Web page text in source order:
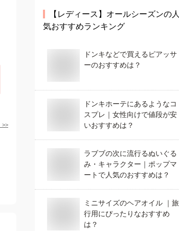
>>
【レディース】 オールシーズンの人
気おすすめランキング
ドンキなどで買えるピアッサ
ーのおすすめは？
ドンキホーテにあるようなコ
スプレ｜女性向けで値段が安
いおすすめは？
ラブブの次に流行るぬいぐる
み・キャラクター｜ポップマ
ートで人気のおすすめは？
ミニサイズのヘアオイル ｜旅
行用にぴったりなおすすめ
は？